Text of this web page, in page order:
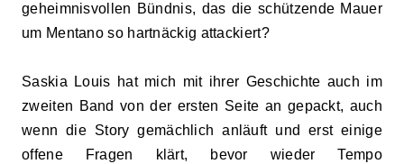
geheimnisvollen Bündnis, das die schützende Mauer
um Mentano so hartnäckig attackiert?
Saskia Louis hat mich mit ihrer Geschichte auch im
zweiten Band von der ersten Seite an gepackt, auch
wenn die Story gemächlich anläuft und erst einige
offene Fragen klärt, bevor wieder Tempo